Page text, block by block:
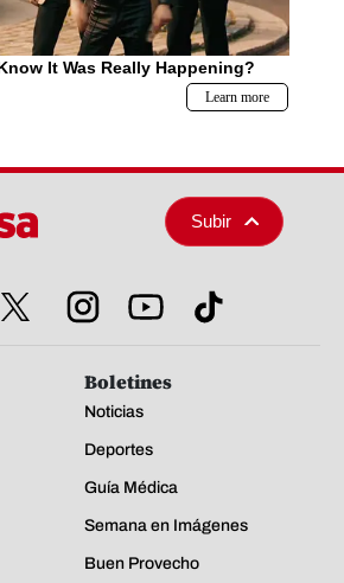
Subir
Boletines
Noticias
Deportes
Guía Médica
Semana en Imágenes
Buen Provecho